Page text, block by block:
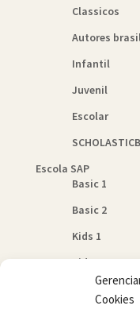
Cookies
Classicos
Autores
Infantil
Juvenil
Escolar
Escola SAP
Basic 1
Basic 2
Kids 1
Kids 2
Quem Somos